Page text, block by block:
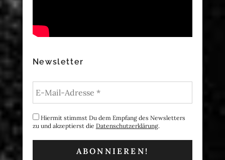
Newsletter
Hiermit stimmst Du dem Empfang des Newsletters
zu und akzeptierst die Datenschutzerklärung.